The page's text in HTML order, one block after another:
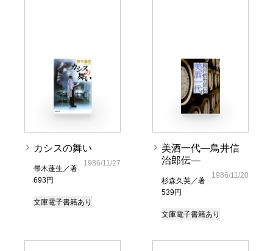
カシスの舞い
帚木蓬生／著
693円
1986/11/27
文庫電子書籍あり
美酒一代―鳥井信
治郎伝―
杉森久英／著
539円
1986/11/20
文庫電子書籍あり